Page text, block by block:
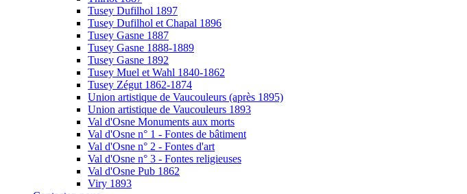
Tusey Dufilhol 1897
Tusey Dufilhol et Chapal 1896
Tusey Gasne 1887
Tusey Gasne 1888-1889
Tusey Gasne 1892
Tusey Muel et Wahl 1840-1862
Tusey Zégut 1862-1874
Union artistique de Vaucouleurs (après 1895)
Union artistique de Vaucouleurs 1893
Val d'Osne Monuments aux morts
Val d'Osne n° 1 - Fontes de bâtiment
Val d'Osne n° 2 - Fontes d'art
Val d'Osne n° 3 - Fontes religieuses
Val d'Osne Pub 1862
Viry 1893